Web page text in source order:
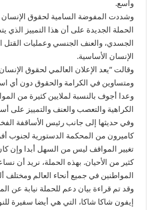
واسع.
وشددت المفوضة السامية لحقوق الإنسان
الحملة الجديدة على أن هذا التمييز الذي
الجسدي، والعنف الجنسي وعمليات القتل
الإنسان الأساسية.
وقالت “يعد الإعلان العالمي لحقوق الإنسان
ومتساوين في الكرامة والحقوق دون أي
وعدا أجوف بالنسبة لملايين كثيرة من
الكراهية والتعصب والعنف والتمييز على
وفي حديثها إلى جانب رئيس الأساقفة
كاميرون من المحكمة الدستورية لجنوب
تغيير المواقف ليس من السهل أبدا وإن
كثير من الأحيان. بهذه الحملة، نريد أن
المواطنين في جميع أنحاء العالم ومختلف
وقد تم قراءة بيان دعم للحملة نيابة عن
إيفون شاكا شاكا، التي هي أيضا سفيرة